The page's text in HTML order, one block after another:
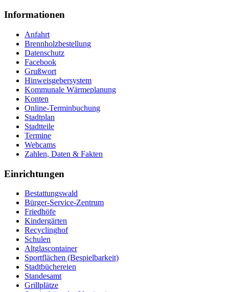
Informationen
Anfahrt
Brennholzbestellung
Datenschutz
Facebook
Grußwort
Hinweisgebersystem
Kommunale Wärmeplanung
Konten
Online-Terminbuchung
Stadtplan
Stadtteile
Termine
Webcams
Zahlen, Daten & Fakten
Einrichtungen
Bestattungswald
Bürger-Service-Zentrum
Friedhöfe
Kindergärten
Recyclinghof
Schulen
Altglascontainer
Sportflächen (Bespielbarkeit)
Stadtbüchereien
Standesamt
Grillplätze